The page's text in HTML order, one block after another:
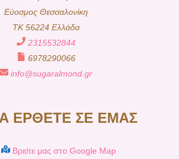
Εύοσμος Θεσσαλονίκη
TK 56224 Ελλάδα
2315532844
6978290066
info@sugaralmond.gr
ΕΡΘΕΤΕ ΣΕ ΕΜΑΣ
Βρείτε μας στο Google Map